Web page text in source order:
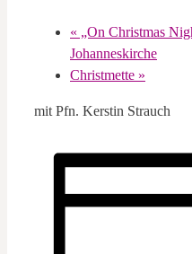
« „On Christmas
Johanneskirche
Christmette »
mit Pfn. Kerstin Strauch